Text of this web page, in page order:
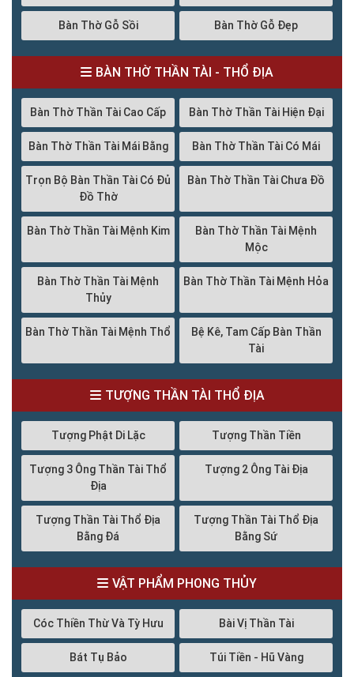
Bàn Thờ Gỗ Sồi Bàn Thờ Gỗ Đẹp
BÀN THỜ THẦN TÀI - THỔ ĐỊA
Bàn Thờ Thần Tài Cao Cấp Bàn Thờ Thần Tài Hiện Đại
Bàn Thờ Thần Tài Mái Bằng Bàn Thờ Thần Tài Có Mái
Trọn Bộ Bàn Thần Tài Có Đủ
Đồ Thờ
Bàn Thờ Thần Tài Chưa Đồ
Bàn Thờ Thần Tài Mệnh Kim
Bàn Thờ Thần Tài Mệnh
Mộc
Bàn Thờ Thần Tài Mệnh
Thủy
Bàn Thờ Thần Tài Mệnh Hỏa
Bàn Thờ Thần Tài Mệnh Thổ
Bệ Kê, Tam Cấp Bàn Thần
Tài
TƯỢNG THẦN TÀI THỔ ĐỊA
Tượng Phật Di Lặc Tượng Thần Tiền
Tượng 3 Ông Thần Tài Thổ
Địa
Tượng 2 Ông Tài Địa
Tượng Thần Tài Thổ Địa
Bằng Đá
Tượng Thần Tài Thổ Địa
Bằng Sứ
VẬT PHẨM PHONG THỦY
Cóc Thiền Thừ Và Tỳ Hưu Bài Vị Thần Tài
Bát Tụ Bảo Túi Tiền - Hũ Vàng